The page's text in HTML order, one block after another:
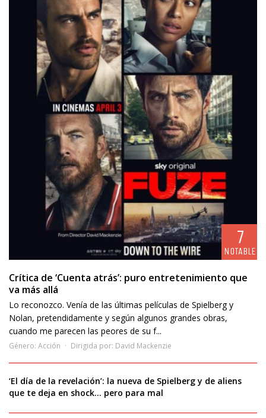
7
NOTABLE
Crítica de ‘Cuenta atrás’: puro entretenimiento que
va más allá
Lo reconozco. Venía de las últimas películas de Spielberg y
Nolan, pretendidamente y según algunos grandes obras,
cuando me parecen las peores de su f...
Género: Acción Dirigida por: David Mackenzie
‘El día de la revelación’: la nueva de Spielberg y de aliens
que te deja en shock… pero para mal